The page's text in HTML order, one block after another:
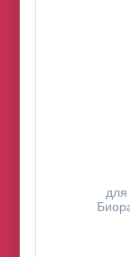
для